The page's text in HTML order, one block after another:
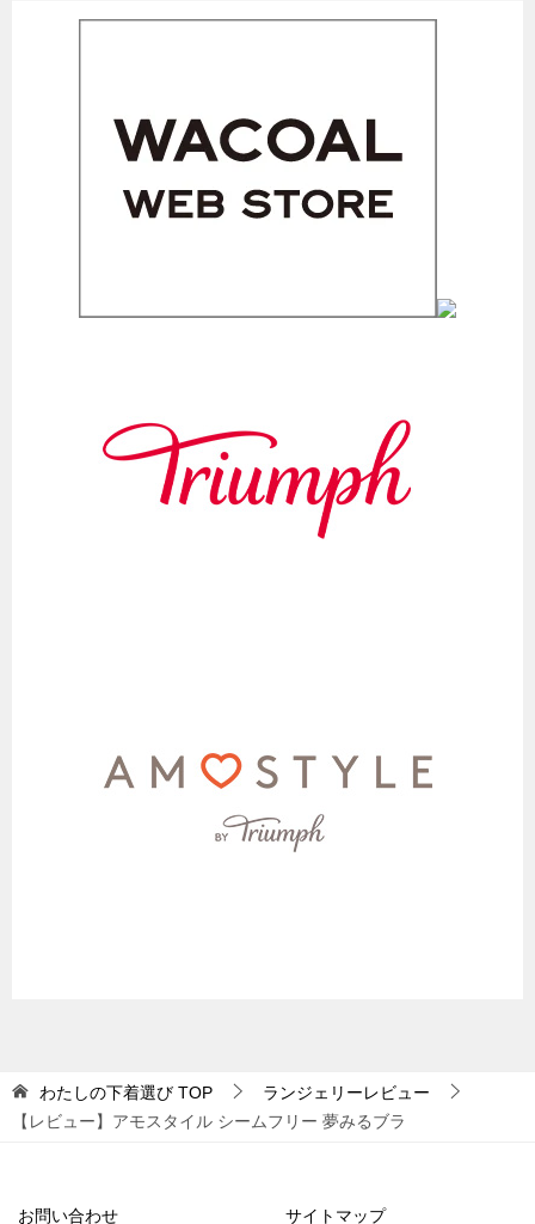
わたしの下着選び TOP
ランジェリーレビュー
【レビュー】アモスタイル シームフリー 夢みるブラ
お問い合わせ サイトマップ